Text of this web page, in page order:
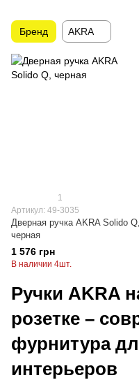
Бренд AKRA
1
Артикул: 49-3035
Дверная ручка AKRA Solido Q,
черная
1 576 грн
В наличии 4шт.
Ручки AKRA
розетке –
фурнитура
интерьеров